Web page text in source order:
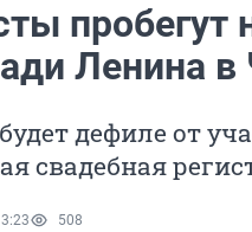
пробегут
Ленина в
дефиле от
свадебная
508